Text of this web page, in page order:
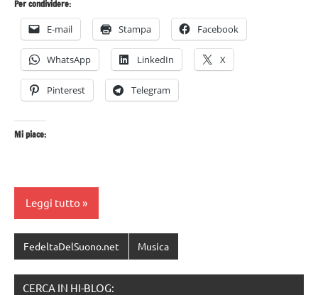
Per condividere:
E-mail Stampa Facebook
WhatsApp LinkedIn X
Pinterest Telegram
Mi piace:
Leggi tutto
FedeltaDelSuono.net Musica
CERCA IN HI-BLOG: